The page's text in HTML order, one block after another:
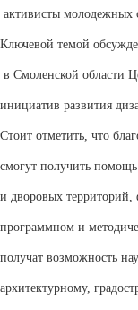
активисты молодежных
Ключевой темой
в Смоленской области
инициатив развития
Стоит отметить, что б
смогут получить помощь
и дворовых территорий,
программном и
получат возможность
архитектурному,